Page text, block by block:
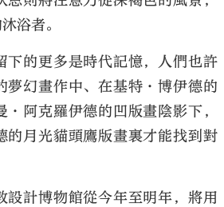
浴者。
下的更多是時代記憶，人們也許
夢幻畫作中、在基特·博伊德的
·阿克羅伊德的凹版畫陰影下，
月光貓頭鷹版畫裏才能找到對
設計博物館從今年至明年，將用